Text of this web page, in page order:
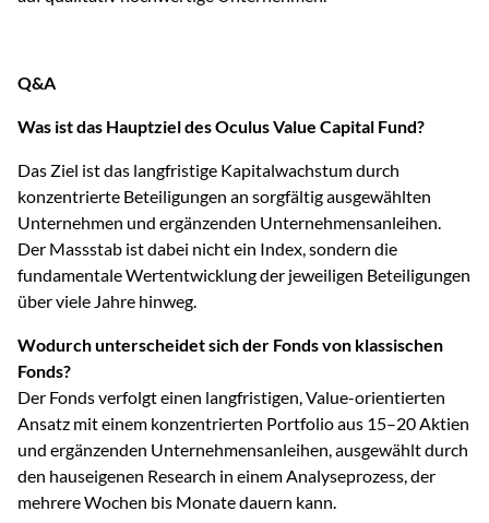
Q&A
Was ist das Hauptziel des Oculus Value Capital Fund?
Das Ziel ist das langfristige Kapitalwachstum durch
konzentrierte Beteiligungen an sorgfältig ausgewählten
Unternehmen und ergänzenden Unternehmensanleihen.
Der Massstab ist dabei nicht ein Index, sondern die
fundamentale Wertentwicklung der jeweiligen Beteiligungen
über viele Jahre hinweg.
Wodurch unterscheidet sich der Fonds von klassischen
Fonds?
Der Fonds verfolgt einen langfristigen, Value-orientierten
Ansatz mit einem konzentrierten Portfolio aus 15–20 Aktien
und ergänzenden Unternehmensanleihen, ausgewählt durch
den hauseigenen Research in einem Analyseprozess, der
mehrere Wochen bis Monate dauern kann.